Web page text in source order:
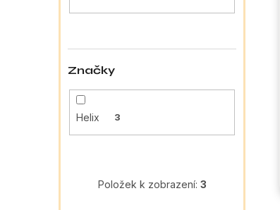
Značky
Helix 3
Položek k zobrazení: 3